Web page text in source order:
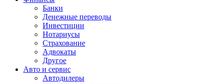
Банки
Денежные переводы
Инвестиции
Нотариусы
Страхование
Адвокаты
Другое
Авто и сервис
Автодилеры